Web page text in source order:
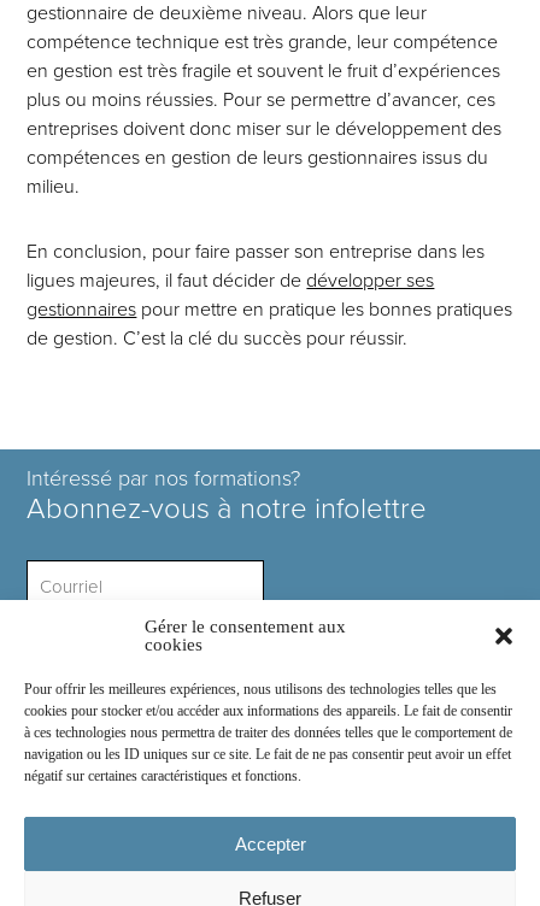
Gérer le consentement aux
cookies
Pour offrir les meilleures expériences, nous utilisons des technologies telles que les
cookies pour stocker et/ou accéder aux informations des appareils. Le fait de consentir
à ces technologies nous permettra de traiter des données telles que le comportement de
navigation ou les ID uniques sur ce site. Le fait de ne pas consentir peut avoir un effet
négatif sur certaines caractéristiques et fonctions.
Accepter
Refuser
gestionnaire de deuxième niveau. Alors que leur
compétence technique est très grande, leur compétence
en gestion est très fragile et souvent le fruit d’expériences
plus ou moins réussies. Pour se permettre d’avancer, ces
entreprises doivent donc miser sur le développement des
compétences en gestion de leurs gestionnaires issus du
milieu.
En conclusion, pour faire passer son entreprise dans les
ligues majeures, il faut décider dedévelopper ses
gestionnaires pour mettre en pratique les bonnes pratiques
de gestion. C’est la clé du succès pour réussir.
Intéressé par nos formations?
Abonnez-vous à notre infolettre